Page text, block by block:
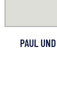
PAUL